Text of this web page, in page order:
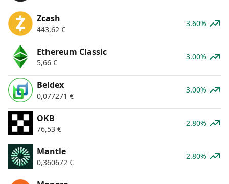
Zcash
443,62 €
3.60%
Ethereum Classic
5,66 €
3.00%
Beldex
0,077271 €
3.00%
OKB
76,53 €
2.80%
Mantle
0,360672 €
2.80%